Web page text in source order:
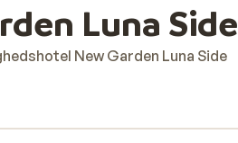
Luna Side
New Garden Luna Side